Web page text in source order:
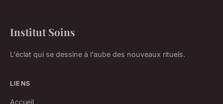
Institut Soins
L'éclat qui se dessine à l'aube des nouveaux rituels.
LIENS
Accueil